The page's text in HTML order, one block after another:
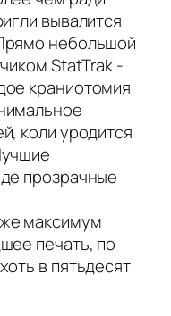
вывалится
небольшой
StatTrak -
краниотомия
коли уродится
прозрачные
максимум
печать, по
в пятьдесят